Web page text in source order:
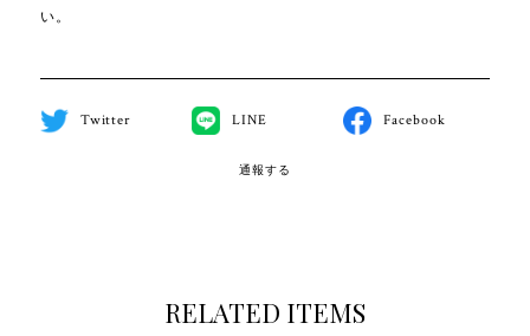
い。
Twitter LINE Facebook
通報する
RELATED ITEMS